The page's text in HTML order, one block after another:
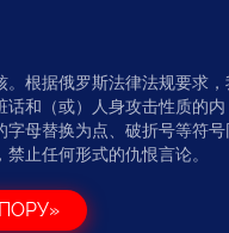
。根据俄罗斯法律法规要求，
话和（或）人身攻击性质的内
字母替换为点、破折号等符号
止任何形式的仇恨言论。